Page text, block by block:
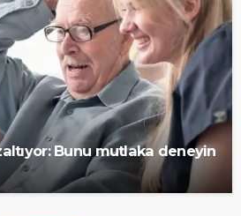
Bunu mutlaka deneyin